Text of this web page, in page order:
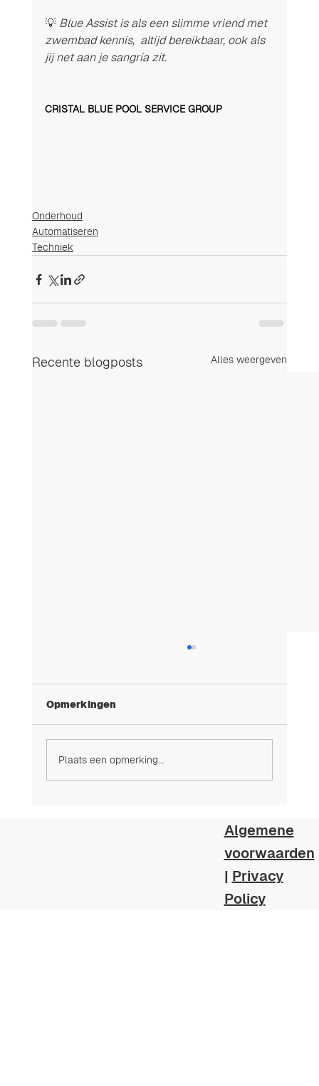
💡 Blue Assist is als een slimme vriend met
zwembad kennis,  altijd bereikbaar, ook als
jij net aan je sangría zit.
CRISTAL BLUE POOL SERVICE GROUP
Onderhoud
Automatiseren
Techniek
Recente blogposts Alles weergeven
Opmerkingen
Plaats een opmerking...
Algemene
voorwaarden
| Privacy
Policy